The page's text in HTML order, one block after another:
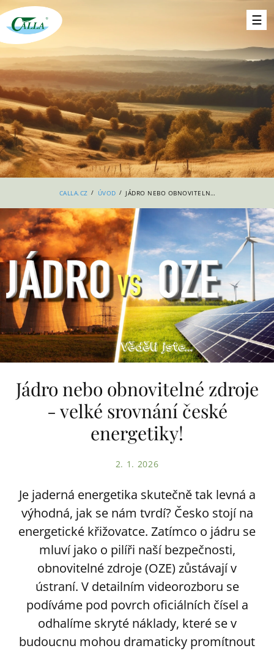
CALLA.CZ / ÚVOD / JÁDRO NEBO OBNOVITELNÉ ZDROJE - VELKÉ SROVNÁNÍ ČESKÉ ENERGETIKY!
Jádro nebo obnovitelné zdroje
- velké srovnání české
energetiky!
2. 1. 2026
Je jaderná energetika skutečně tak levná a
výhodná, jak se nám tvrdí? Česko stojí na
energetické křižovatce. Zatímco o jádru se
mluví jako o pilíři naší bezpečnosti,
obnovitelné zdroje (OZE) zůstávají v
ústraní. V detailním videorozboru se
podíváme pod povrch oficiálních čísel a
odhalíme skryté náklady, které se v
budoucnu mohou dramaticky promítnout